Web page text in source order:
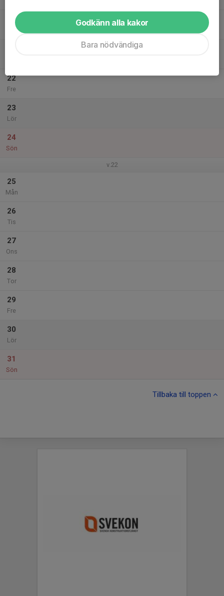
20
Ons
22
Fre
23
Lör
24
Sön
v.22
25
Mån
26
Tis
27
Ons
28
Tor
29
Fre
30
Lör
31
Sön
Tillbaka till toppen
Godkänn alla kakor
Bara nödvändiga